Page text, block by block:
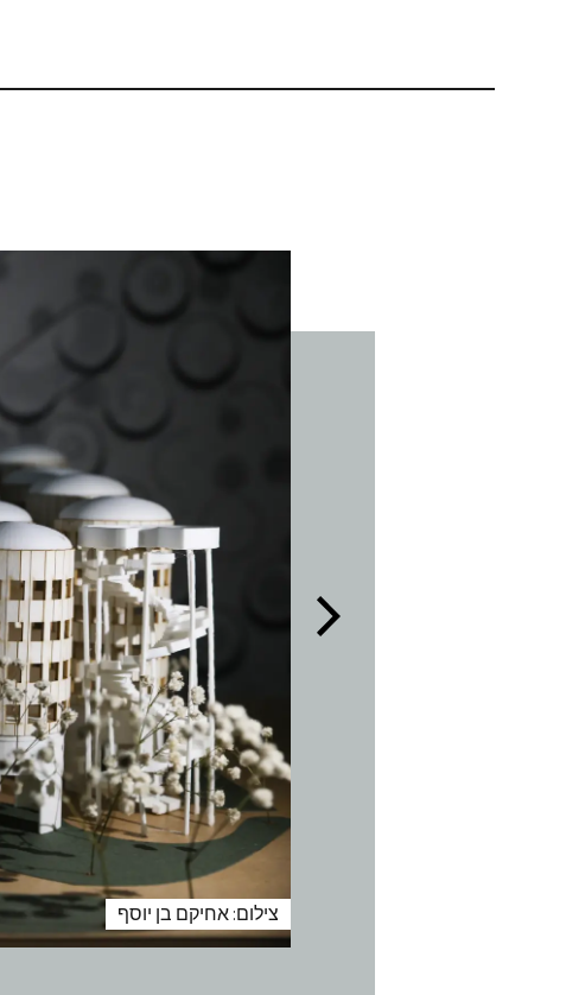
צילום: אחיקם בן יוסף